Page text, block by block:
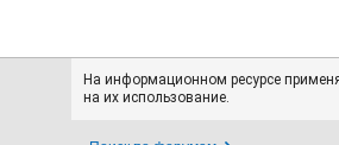
На информационном ресурсе
на их использование.